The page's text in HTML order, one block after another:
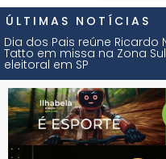
ÚLTIMAS NOTÍCIAS
Dia dos Pais reúne Ricardo
Tatto em missa na Zona
eleitoral em SP